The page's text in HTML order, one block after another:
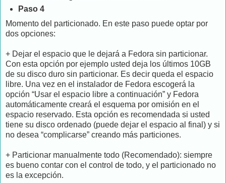
Paso 4
Momento del particionado. En este paso puede optar por
dos opciones:
+ Dejar el espacio que le dejará a Fedora sin particionar.
Con esta opción por ejemplo usted deja los últimos 10GB
de su disco duro sin particionar. Es decir queda el espacio
libre. Una vez en el instalador de Fedora escogerá la
opción “Usar el espacio libre a continuación” y Fedora
automáticamente creará el esquema por omisión en el
espacio reservado. Esta opción es recomendada si usted
tiene su disco ordenado (puede dejar el espacio al final) y si
no desea “complicarse” creando más particiones.
+ Particionar manualmente todo (Recomendado): siempre
es bueno contar con el control de todo, y el particionado no
es la excepción.